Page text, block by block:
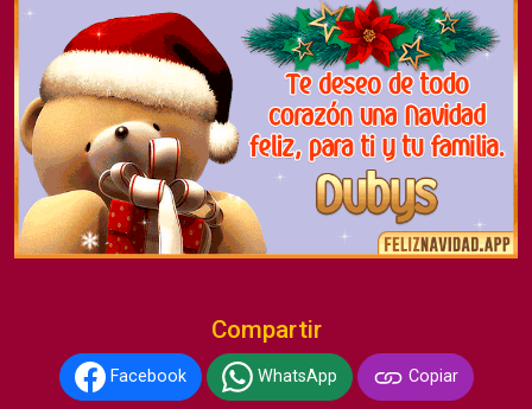
Compartir
Facebook WhatsApp Copiar